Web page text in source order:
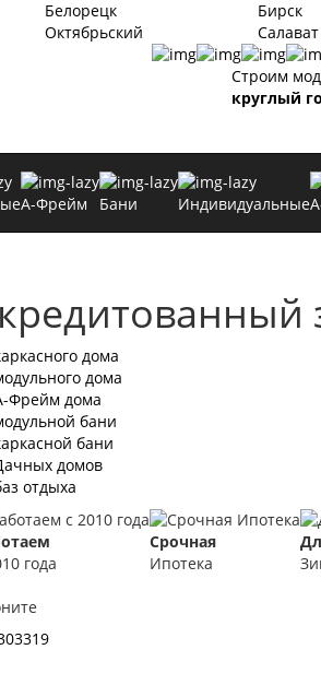
Белорецк Бирск
Октябрьский Салават
Строим
круглый
А-Фрейм Бани Индивидуальные
года
Срочная
Ипотека